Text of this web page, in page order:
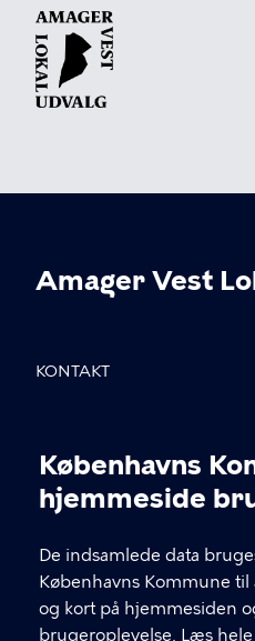
Københavns
hjemmeside
De indsamlede data
Københavns Kommune
og kort på hjemmesiden
brugeroplevelse. Læs
Amager Vest
KONTAKT
info@avlu.dk
21 51 39 35
LINKS